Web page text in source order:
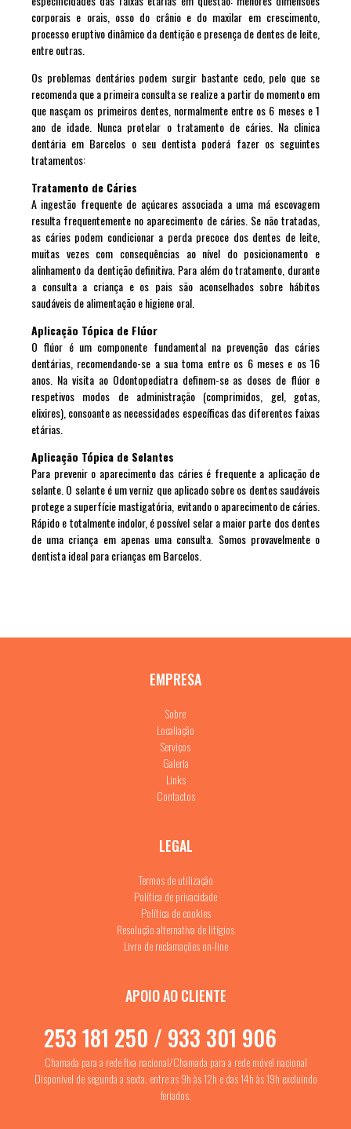
corporais e orais, osso do crânio e do maxilar em crescimento,
processo eruptivo dinâmico da dentição e presença de dentes de leite,
entre outras.
Os problemas dentários podem surgir bastante cedo, pelo que se
recomenda que a primeira consulta se realize a partir do momento em
que nasçam os primeiros dentes, normalmente entre os 6 meses e 1
ano de idade. Nunca protelar o tratamento de cáries. Na clinica
dentária em Barcelos o seu dentista poderá fazer os seguintes
tratamentos:
Tratamento de Cáries
A ingestão frequente de açúcares associada a uma má escovagem
resulta frequentemente no aparecimento de cáries. Se não tratadas,
as cáries podem condicionar a perda precoce dos dentes de leite,
muitas vezes com consequências ao nível do posicionamento e
alinhamento da dentição definitiva. Para além do tratamento, durante
a consulta a criança e os pais são aconselhados sobre hábitos
saudáveis de alimentação e higiene oral.
Aplicação Tópica de Flúor
O flúor é um componente fundamental na prevenção das cáries
dentárias, recomendando-se a sua toma entre os 6 meses e os 16
anos. Na visita ao Odontopediatra definem-se as doses de flúor e
respetivos modos de administração (comprimidos, gel, gotas,
elixires), consoante as necessidades específicas das diferentes faixas
etárias.
Aplicação Tópica de Selantes
Para prevenir o aparecimento das cáries é frequente a aplicação de
selante. O selante é um verniz que aplicado sobre os dentes saudáveis
protege a superfície mastigatória, evitando o aparecimento de cáries.
Rápido e totalmente indolor, é possível selar a maior parte dos dentes
de uma criança em apenas uma consulta. Somos provavelmente o
dentista ideal para crianças em Barcelos.
EMPRESA
Sobre
Localiação
Serviços
Galeria
Links
Contactos
LEGAL
Termos de utilização
Política de privacidade
Política de cookies
Resolução alternativa de litígios
Livro de reclamações on-line
APOIO AO CLIENTE
253 181 250 / 933 301 906
Chamada para a rede fixa nacional/Chamada para a rede móvel nacional
Disponivel de segunda a sexta, entre as 9h às 12h e das 14h às 19h excluindo
feriados.